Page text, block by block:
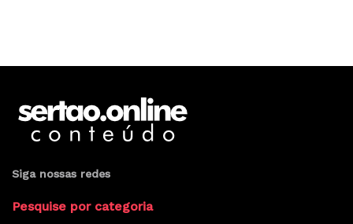
Siga nossas redes
Pesquise por categoria